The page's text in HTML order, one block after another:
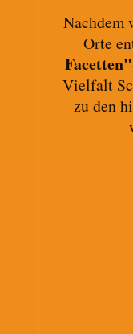
Nachdem
Orte
Facetten"
Vielfalt
zu den